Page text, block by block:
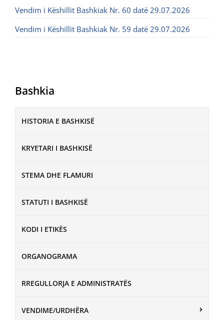
Bashkia
HISTORIA E BASHKISË
KRYETARI I BASHKISË
STEMA DHE FLAMURI
STATUTI I BASHKISË
KODI I ETIKËS
ORGANOGRAMA
RREGULLORJA E ADMINISTRATËS
VENDIME/URDHËRA
Vendim i Këshillit Bashkiak Nr. 60 datë 29.07.2026
Vendim i Këshillit Bashkiak Nr. 59 datë 29.07.2026